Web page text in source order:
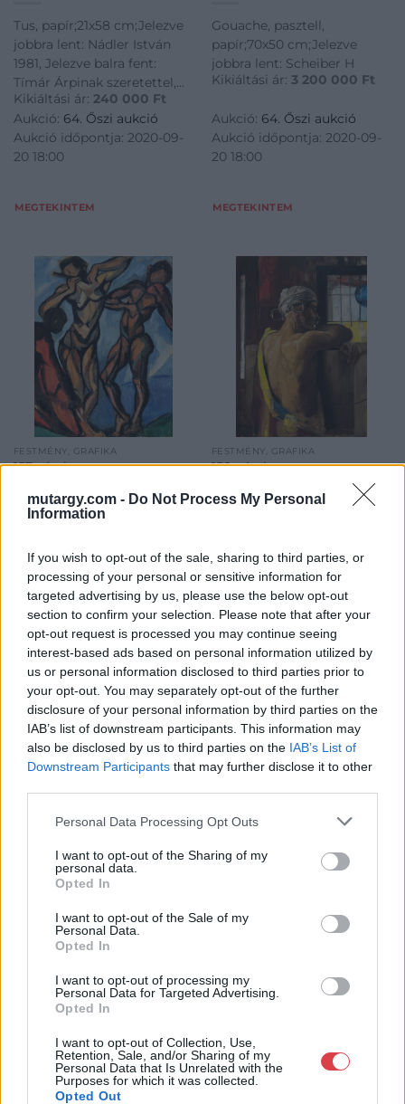
mutargy.com - Do Not Process My Personal
Information
If you wish to opt-out of the sale, sharing to third parties, or
processing of your personal or sensitive information for
targeted advertising by us, please use the below opt-out
section to confirm your selection. Please note that after your
opt-out request is processed you may continue seeing
interest-based ads based on personal information utilized by
us or personal information disclosed to third parties prior to
your opt-out. You may separately opt-out of the further
disclosure of your personal information by third parties on the
IAB’s list of downstream participants. This information may
also be disclosed by us to third parties on the IAB’s List of
Downstream Participants that may further disclose it to other
Personal Data Processing Opt Outs
I want to opt-out of the Sharing of my
personal data.
Opted In
I want to opt-out of the Sale of my
Personal Data.
Opted In
I want to opt-out of processing my
Personal Data for Targeted Advertising.
Opted In
I want to opt-out of Collection, Use,
Retention, Sale, and/or Sharing of my
Personal Data that Is Unrelated with the
Purposes for which it was collected.
Opted Out
Tus, papír;21x58 cm;Jelezve
jobbra lent: Nádler István
1981, Jelezve balra fent:
Tímár Árpinak szeretettel,
Jelezve jobbra fent: 1985.
dec. 5.
Kikiáltási ár: 240 000 Ft
Aukció: 64. Őszi aukció
Aukció időpontja: 2020-09-
20 18:00
MEGTEKINTEM
Gouache, pasztell,
papír;70x50 cm;Jelezve
jobbra lent: Scheiber H
Kikiáltási ár: 3 200 000 Ft
Aukció: 64. Őszi aukció
Aukció időpontja: 2020-09-
20 18:00
MEGTEKINTEM
FESTMÉNY, GRAFIKA
157. tétel:
(1880-1955): Zenészek
Olaj, papírlemez;50x38,5
cm;Jelzés nélkül
Kikiáltási ár: 1 800 000Ft
64. Őszi aukció
Aukció időpontja: 2020-09-
MEGTEKINTEM
FESTMÉNY, GRAFIKA
158. tétel:
1928): Férfi hátakt
Olaj, papírlemez;99x73,5
cm;Jelezve jobbra lent:
Tornai. Gy.
Kikiáltási ár:1 100 000
64. Őszi aukció
Aukció időpontja: 2020-09-
MEGTEKINTEM
FESTMÉNY, GRAFIKA
159. tétel:
1962): Hófödte csúcsok
FESTMÉNY, GRAFIKA
(1845-1920): Tündérek
tánca (Nimfák tánca),
1874